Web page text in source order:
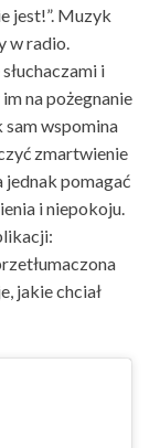
jest!”. Muzyk
w radio.
i
na pożegnanie
sam wspomina
zmartwienie
jednak pomagać
i niepokoju.
jakie chciał